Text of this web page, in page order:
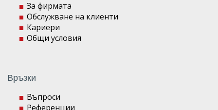
За фирмата
Обслужване на клиенти
Кариери
Общи условия
Връзки
Въпроси
Референции